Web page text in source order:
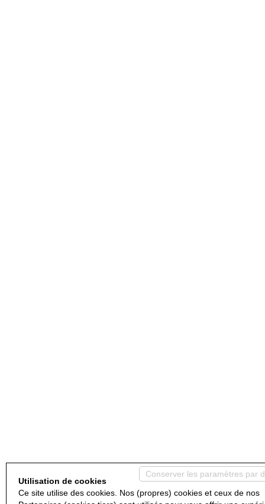
Conserver les paramètres par
Utilisation de cookies
Ce site utilise des cookies. Nos (propres) cookies et ceux de nos